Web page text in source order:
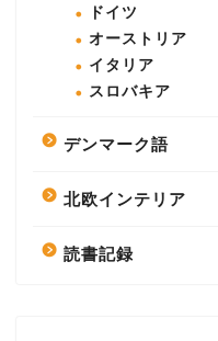
ドイツ
オーストリア
イタリア
スロバキア
デンマーク語
北欧インテリア
読書記録